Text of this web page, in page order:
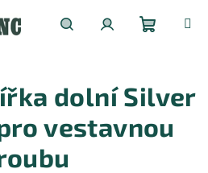
košík
dolní Silver
vestavnou